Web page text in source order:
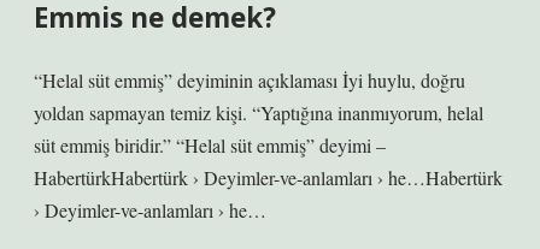
Emmis ne demek?
“Helal süt emmiş” deyiminin açıklaması İyi huylu, doğru
yoldan sapmayan temiz kişi. “Yaptığına inanmıyorum, helal
süt emmiş biridir.” “Helal süt emmiş” deyimi –
HabertürkHabertürk › Deyimler-ve-anlamları › he…Habertürk
› Deyimler-ve-anlamları › he…